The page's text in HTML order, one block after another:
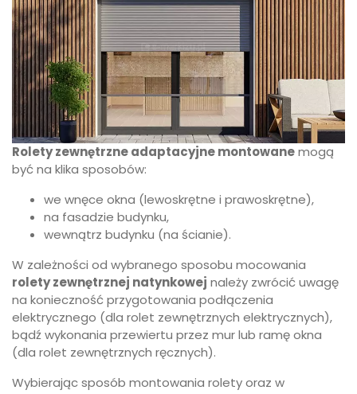
Rolety zewnętrzne adaptacyjne montowanemogą
być na klika sposobów:
we wnęce okna (lewoskrętne i prawoskrętne),
na fasadzie budynku,
wewnątrz budynku (na ścianie).
W zależności od wybranego sposobu mocowania
rolety zewnętrznej natynkowej należy zwrócić uwagę
na konieczność przygotowania podłączenia
elektrycznego (dla rolet zewnętrznych elektrycznych),
bądź wykonania przewiertu przez mur lub ramę okna
(dla rolet zewnętrznych ręcznych).
Wybierając sposób montowania rolety oraz w